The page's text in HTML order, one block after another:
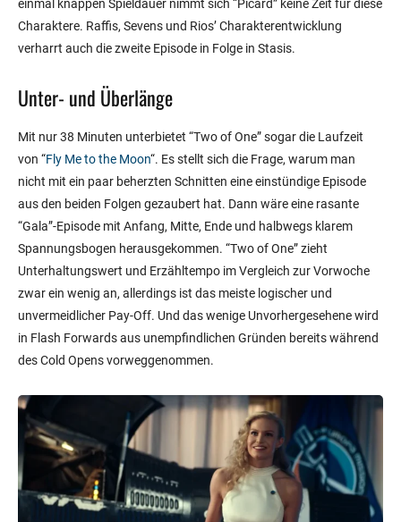
einmal knappen Spieldauer nimmt sich “Picard” keine Zeit für diese
Charaktere. Raffis, Sevens und Rios’ Charakterentwicklung
verharrt auch die zweite Episode in Folge in Stasis.
Unter- und Überlänge
Mit nur 38 Minuten unterbietet “Two of One” sogar die Laufzeit
von “Fly Me to the Moon“. Es stellt sich die Frage, warum man
nicht mit ein paar beherzten Schnitten eine einstündige Episode
aus den beiden Folgen gezaubert hat. Dann wäre eine rasante
“Gala”-Episode mit Anfang, Mitte, Ende und halbwegs klarem
Spannungsbogen herausgekommen. “Two of One” zieht
Unterhaltungswert und Erzähltempo im Vergleich zur Vorwoche
zwar ein wenig an, allerdings ist das meiste logischer und
unvermeidlicher Pay-Off. Und das wenige Unvorhergesehene wird
in Flash Forwards aus unempfindlichen Gründen bereits während
des Cold Opens vorweggenommen.